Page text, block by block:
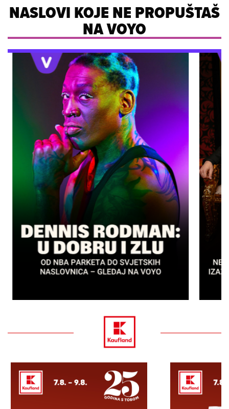
NASLOVI KOJE NE PROPUŠTAŠ
NA VOYO